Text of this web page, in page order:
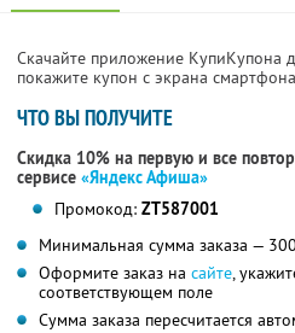
Скачайте приложение КупиКупона
покажите купон с экрана
ЧТО ВЫ ПОЛУЧИТЕ
Скидка 10% на первую и все
сервисе «Яндекс Афиша»
Промокод: ZT587001
Минимальная сумма заказа —
Оформите заказ на сайте,
соответствующем поле
Сумма заказа пересчитается